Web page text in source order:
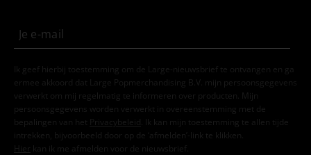
Ik geef hierbij toestemming om de Large-nieuwsbrief te ontvangen en ga
ermee akkoord dat Large Popmerchandising B.V. mijn persoonsgegevens
verwerkt om mij regelmatig te informeren over producten. Mijn
persoonsgegevens worden verwerkt in overeenstemming met de
bepalingen van het
Privacybeleid . Ik kan mijn toestemming te allen tijde
intrekken, bijvoorbeeld door op de ‘afmelden’-link te klikken.
Hier kan ik me afmelden voor de nieuwsbrief.